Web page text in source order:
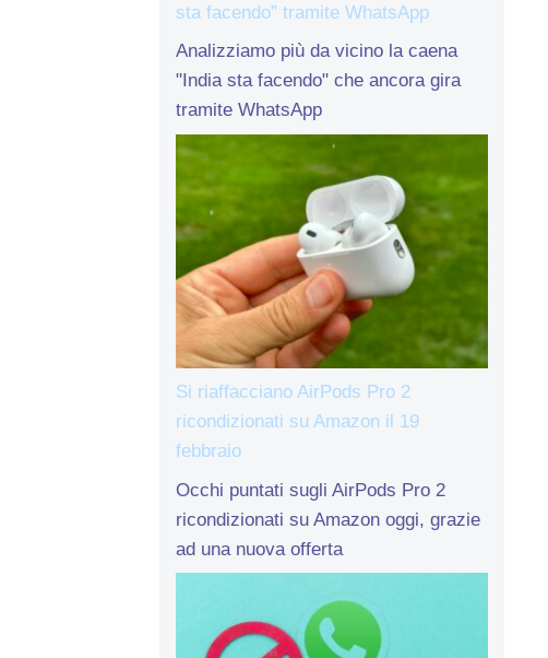
sta facendo” tramite WhatsApp
Analizziamo più da vicino la caena
"India sta facendo" che ancora gira
tramite WhatsApp
Si riaffacciano AirPods Pro 2
ricondizionati su Amazon il 19
febbraio
Occhi puntati sugli AirPods Pro 2
ricondizionati su Amazon oggi, grazie
ad una nuova offerta